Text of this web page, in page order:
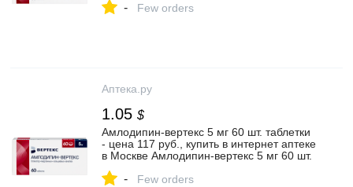
Бисопролол-вертекс 2,5 мг 60 шт.
- Few orders
Аптека.ру
1.05 $
Амлодипин-вертекс 5 мг 60 шт. таблетки
- цена 117 руб., купить в интернет аптеке
в Москве Амлодипин-вертекс 5 мг 60 шт.
- Few orders